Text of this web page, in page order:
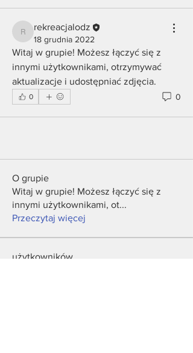
rekreacjalodz
rekreacjalodz
18 grudnia 2022
Witaj w grupie! Możesz łączyć się z
innymi użytkownikami, otrzymywać
aktualizacje i udostępniać zdjęcia.
0 0
O grupie
Witaj w grupie! Możesz łączyć się z
innymi użytkownikami, ot...
Przeczytaj więcej
użytkowników